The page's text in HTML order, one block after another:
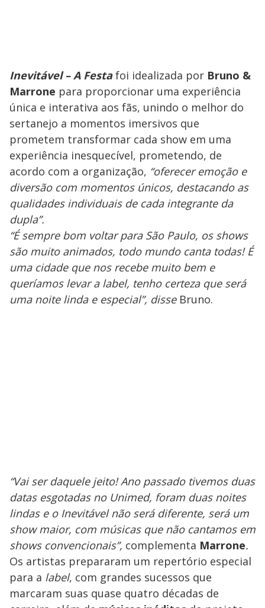
Inevitável – A Festafoi idealizada por Bruno &
Marrone para proporcionar uma experiência
única e interativa aos fãs, unindo o melhor do
sertanejo a momentos imersivos que
prometem transformar cada show em uma
experiência inesquecível, prometendo, de
acordo com a organização, “oferecer emoção e
diversão com momentos únicos, destacando as
qualidades individuais de cada integrante da
dupla”.
“É sempre bom voltar para São Paulo, os shows
são muito animados, todo mundo canta todas! É
uma cidade que nos recebe muito bem e
queríamos levar a label, tenho certeza que será
uma noite linda e especial”, disse Bruno.
“Vai ser daquele jeito! Ano passado tivemos duas
datas esgotadas no Unimed, foram duas noites
lindas e o Inevitável não será diferente, será um
show maior, com músicas que não cantamos em
shows convencionais”, complementa Marrone.
Os artistas prepararam um repertório especial
para a label, com grandes sucessos que
marcaram suas quase quatro décadas de